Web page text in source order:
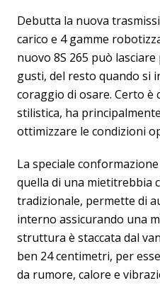
Debutta la nuova
carico e 4 gamme
nuovo 8S 265 può
gusti, del resto quando si
coraggio di osare. Certo è
stilistica, ha
ottimizzare le condizioni
La speciale
quella di una mietitrebbia
tradizionale, permette di
interno assicurando una
struttura è staccata dal
ben 24 centimetri, per
da rumore, calore e